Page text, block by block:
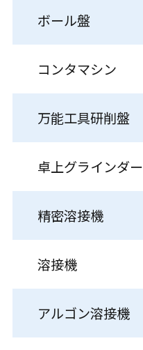
ボール盤
コンタマシン
万能工具研削盤
卓上グラインダー
精密溶接機
溶接機
アルゴン溶接機